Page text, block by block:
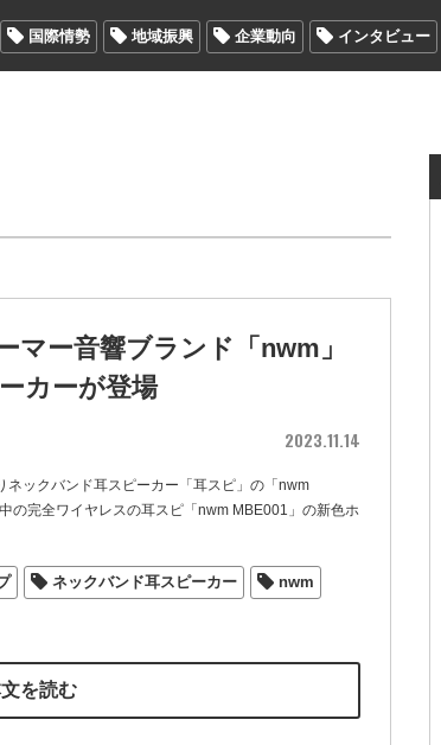
国際情勢 地域振興 企業動向 インタビュー
マー音響ブランド「nwm」
カーが登場
2023.11.14
ックバンド耳スピーカー「耳スピ」の「nwm
の完全ワイヤレスの耳スピ「nwm MBE001」の新色ホ
ネックバンド耳スピーカー nwm
を読む